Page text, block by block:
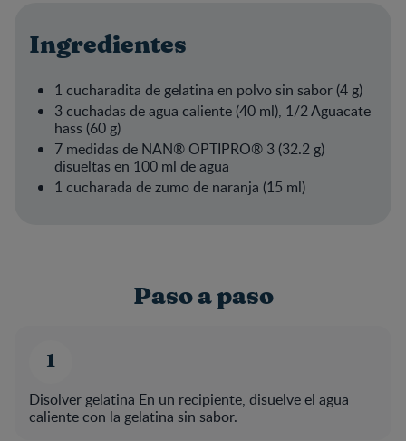
Ingredientes
1 cucharadita de gelatina en polvo sin sabor (4 g)
3 cuchadas de agua caliente (40 ml), 1/2 Aguacate
hass (60 g)
7 medidas de NAN® OPTIPRO® 3 (32.2 g)
disueltas en 100 ml de agua
1 cucharada de zumo de naranja (15 ml)
Paso a paso
Disolver gelatina En un recipiente, disuelve el agua
caliente con la gelatina sin sabor.